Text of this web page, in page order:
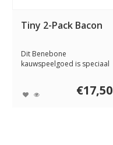
Tiny 2-Pack Bacon
Dit Benebone
kauwspeelgoed is speciaal
€17,50